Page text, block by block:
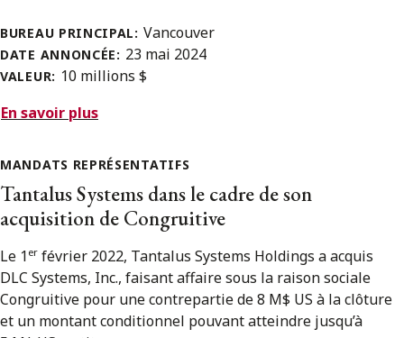
BUREAU PRINCIPAL: Vancouver
DATE ANNONCÉE: 23 mai 2024
VALEUR: 10 millions $
En savoir plus
MANDATS REPRÉSENTATIFS
Tantalus Systems dans le cadre de son
acquisition de Congruitive
Le 1 er février 2022, Tantalus Systems Holdings a acquis
DLC Systems, Inc., faisant affaire sous la raison sociale
Congruitive pour une contrepartie de 8 M$ US à la clôture
et un montant conditionnel pouvant atteindre jusqu’à